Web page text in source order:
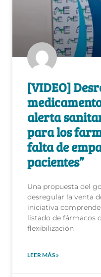
[VIDEO]
alerta
para los
falta de
pacientes”
Una propuesta del
desregular la venta
iniciativa
listado de fármacos
flexibilización
LEER MÁS »